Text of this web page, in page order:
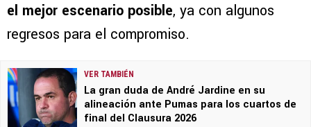
el mejor escenario posible, ya con algunos
regresos para el compromiso.
VER TAMBIÉN
La gran duda de André Jardine en su
alineación ante Pumas para los cuartos de
final del Clausura 2026